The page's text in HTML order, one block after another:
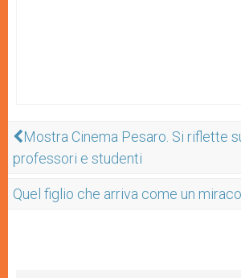
Mostra Cinema Pesaro. Si riflette
professori e studenti
Quel figlio che arriva come un